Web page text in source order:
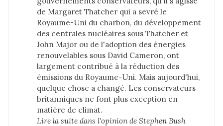
de Margaret Thatcher qui a sevré le
Royaume-Uni du charbon, du développement
des centrales nucléaires sous Thatcher et
John Major ou de l'adoption des énergies
renouvelables sous David Cameron, ont
largement contribué à la réduction des
émissions du Royaume-Uni. Mais aujourd'hui,
quelque chose a changé. Les conservateurs
britanniques ne font plus exception en
matière de climat.
Lire la suite dans l'opinion de Stephen Bush